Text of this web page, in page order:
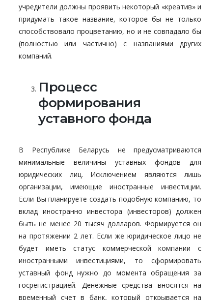
учредители должны проявить некоторый «креатив» и
придумать такое название, которое бы не только
способствовало процветанию, но и не совпадало бы
(полностью или частично) с названиями других
компаний.
Процесс
формирования
уставного фонда
В Республике Беларусь не предусматриваются
минимальные величины уставных фондов для
юридических лиц. Исключением являются лишь
организации, имеющие иностранные инвестиции.
Если Вы планируете создать подобную компанию, то
вклад иностранно инвестора (инвесторов) должен
быть не менее 20 тысяч долларов. Формируется он
на протяжении 2 лет. Если же юридическое лицо не
будет иметь статус коммерческой компании с
иностранными инвестициями, то сформировать
уставный фонд нужно до момента обращения за
госрегистрацией. Денежные средства вносятся на
временный счет в банк, который открывается на